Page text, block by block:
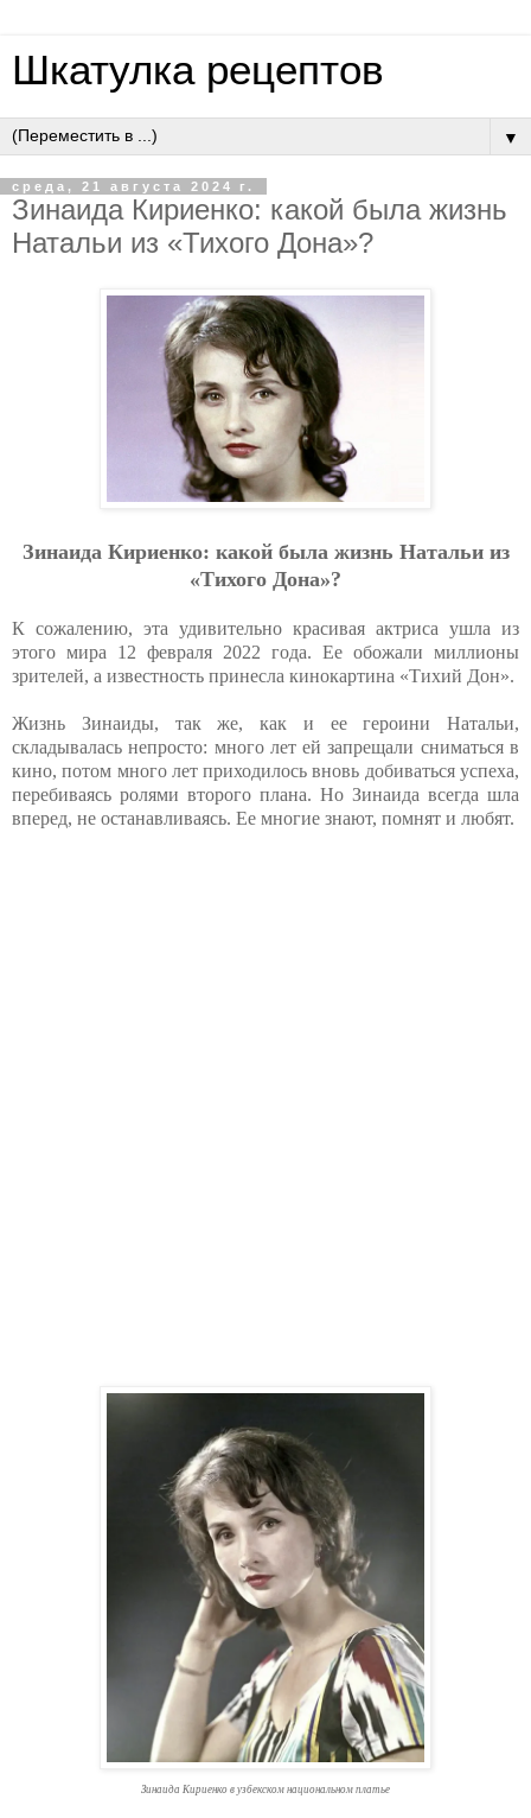
Шкатулка рецептов
▼
среда, 21 августа 2024 г.
Зинаида Кириенко: какой была жизнь
Натальи из «Тихого Дона»?
Зинаида Кириенко: какой была жизнь Натальи из
«Тихого Дона»?
К сожалению, эта удивительно красивая актриса ушла из
этого мира 12 февраля 2022 года. Ее обожали миллионы
зрителей, а известность принесла кинокартина «Тихий Дон».
Жизнь Зинаиды, так же, как и ее героини Натальи,
складывалась непросто: много лет ей запрещали сниматься в
кино, потом много лет приходилось вновь добиваться успеха,
перебиваясь ролями второго плана. Но Зинаида всегда шла
вперед, не останавливаясь. Ее многие знают, помнят и любят.
Зинаида Кириенко в узбекском национальном платье